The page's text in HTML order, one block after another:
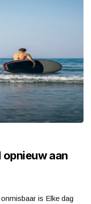
opnieuw aan
is Elke dag